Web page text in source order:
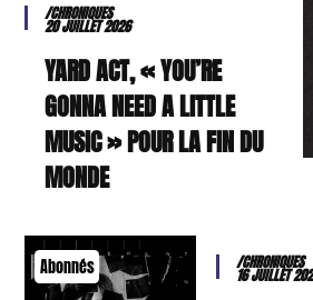
/CHRONIQUES
20 JUILLET 2026
YARD ACT, « YOU’RE
GONNA NEED A LITTLE
MUSIC » POUR LA FIN DU
MONDE
Abonnés /CHRONIQUES
16 JUILLET